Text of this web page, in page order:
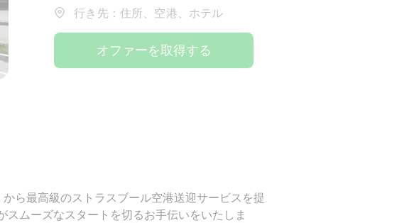
行き先：住所、空港、ホテル
オファーを取得する
ら最高級のストラスブール空港送迎サービスを提
ムーズなスタートを切るお手伝いをいたしま